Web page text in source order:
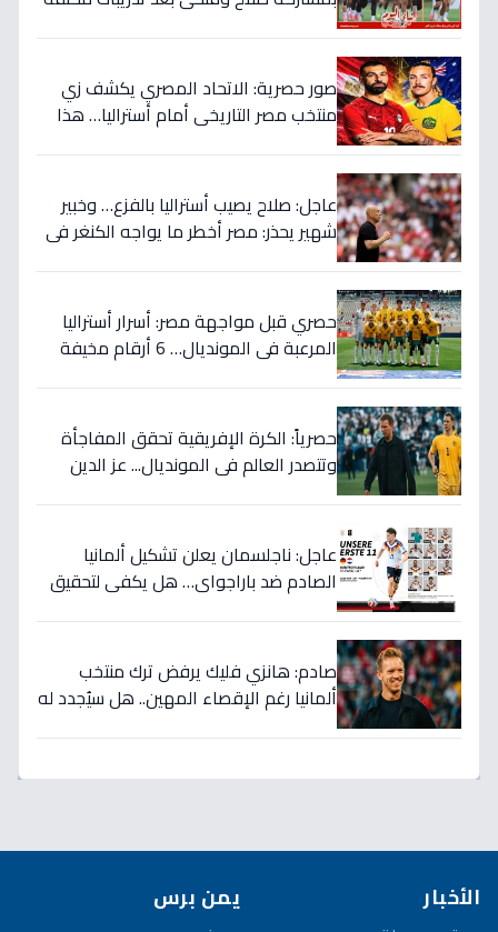
صور حصرية: الاتحاد المصري يكشف زي
منتخب مصر التاريخي أمام أستراليا… هذا
عاجل: صلاح يصيب أستراليا بالفزع… وخبير
شهير يحذر: مصر أخطر ما يواجه الكنغر في
حصري قبل مواجهة مصر: أسرار أستراليا
المرعبة في المونديال… 6 أرقام مخيفة
حصرياً: الكرة الإفريقية تحقق المفاجأة
وتتصدر العالم في المونديال... عز الدين
عاجل: ناجلسمان يعلن تشكيل ألمانيا
الصادم ضد باراجواي… هل يكفي لتحقيق
صادم: هانزي فليك يرفض ترك منتخب
ألمانيا رغم الإقصاء المهين.. هل سيُجدد له
الأخبار يمن برس